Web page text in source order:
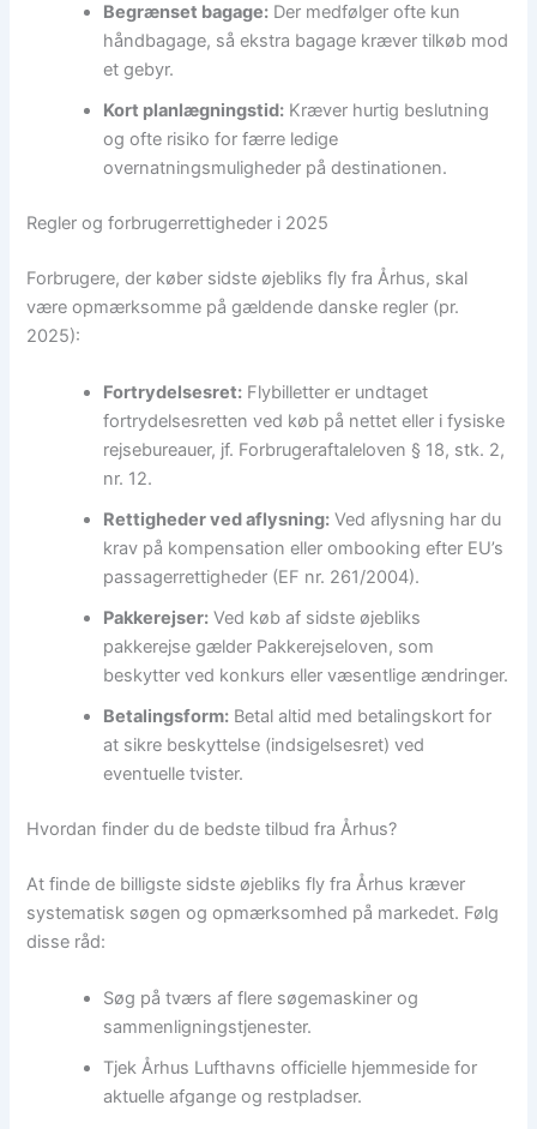
Begrænset bagage: Der medfølger ofte kun
håndbagage, så ekstra bagage kræver tilkøb mod
et gebyr.
Kort planlægningstid: Kræver hurtig beslutning
og ofte risiko for færre ledige
overnatningsmuligheder på destinationen.
Regler og forbrugerrettigheder i 2025
Forbrugere, der køber sidste øjebliks fly fra Århus, skal
være opmærksomme på gældende danske regler (pr.
2025):
Fortrydelsesret: Flybilletter er undtaget
fortrydelsesretten ved køb på nettet eller i fysiske
rejsebureauer, jf. Forbrugeraftaleloven § 18, stk. 2,
nr. 12.
Rettigheder ved aflysning: Ved aflysning har du
krav på kompensation eller ombooking efter EU’s
passagerrettigheder (EF nr. 261/2004).
Pakkerejser: Ved køb af sidste øjebliks
pakkerejse gælder Pakkerejseloven, som
beskytter ved konkurs eller væsentlige ændringer.
Betalingsform: Betal altid med betalingskort for
at sikre beskyttelse (indsigelsesret) ved
eventuelle tvister.
Hvordan finder du de bedste tilbud fra Århus?
At finde de billigste sidste øjebliks fly fra Århus kræver
systematisk søgen og opmærksomhed på markedet. Følg
disse råd:
Søg på tværs af flere søgemaskiner og
sammenligningstjenester.
Tjek Århus Lufthavns officielle hjemmeside for
aktuelle afgange og restpladser.